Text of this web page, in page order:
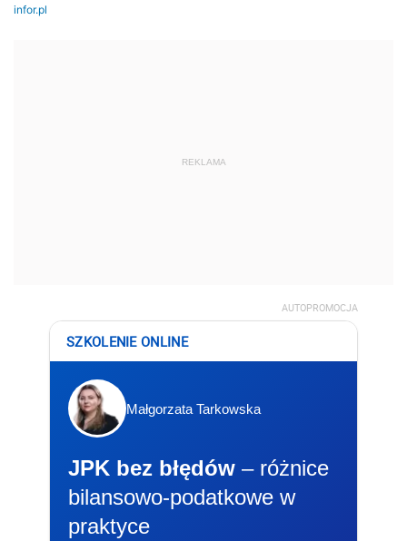
REKLAMA
AUTOPROMOCJA
SZKOLENIE ONLINE
Małgorzata Tarkowska
JPK bez błędów – różnice
bilansowo-podatkowe w
praktyce